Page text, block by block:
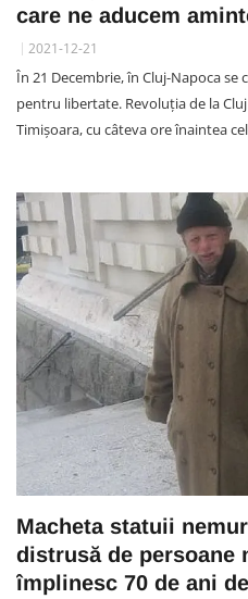
care ne aducem
2021-12-21
În 21 Decembrie, în Cluj-Napoca
pentru libertate. Revoluția de la
Timișoara, cu câteva ore înaintea
Macheta statuii
distrusă de persoane
împlinesc 70 de ani